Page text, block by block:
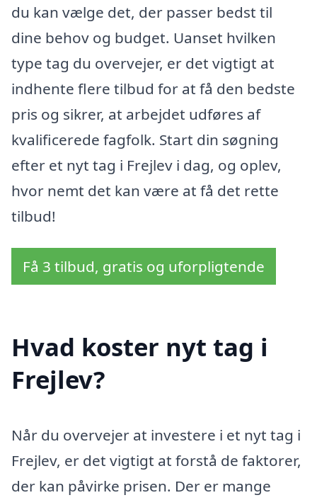
du kan vælge det, der passer bedst til
dine behov og budget. Uanset hvilken
type tag du overvejer, er det vigtigt at
indhente flere tilbud for at få den bedste
pris og sikrer, at arbejdet udføres af
kvalificerede fagfolk. Start din søgning
efter et nyt tag i Frejlev i dag, og oplev,
hvor nemt det kan være at få det rette
tilbud!
Få 3 tilbud, gratis og uforpligtende
Hvad koster nyt tag i
Frejlev?
Når du overvejer at investere i et nyt tag i
Frejlev, er det vigtigt at forstå de faktorer,
der kan påvirke prisen. Der er mange